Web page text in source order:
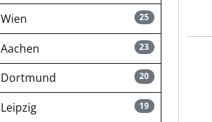
25
Wien
23
Aachen
20
Dortmund
19
Leipzig